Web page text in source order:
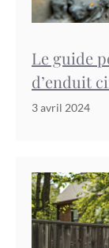
Le guide
d’enduit
3 avril 2024